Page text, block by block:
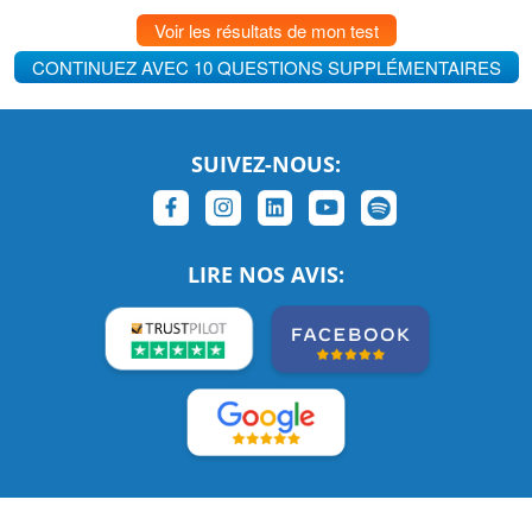
Voir les résultats de mon test
CONTINUEZ AVEC 10 QUESTIONS SUPPLÉMENTAIRES
SUIVEZ-NOUS:
LIRE NOS AVIS: